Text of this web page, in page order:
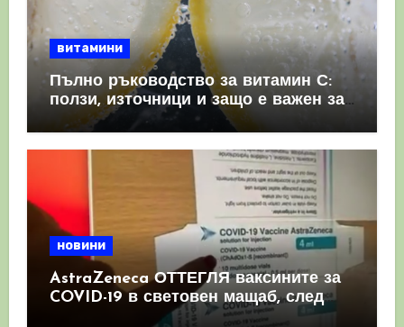
витамини
Пълно ръководство за витамин С:
ползи, източници и защо е важен за
имунната система
новини
AstraZeneca ОТТЕГЛЯ ваксините за
COVID-19 в световен мащаб, след
като призна, че те причиняват